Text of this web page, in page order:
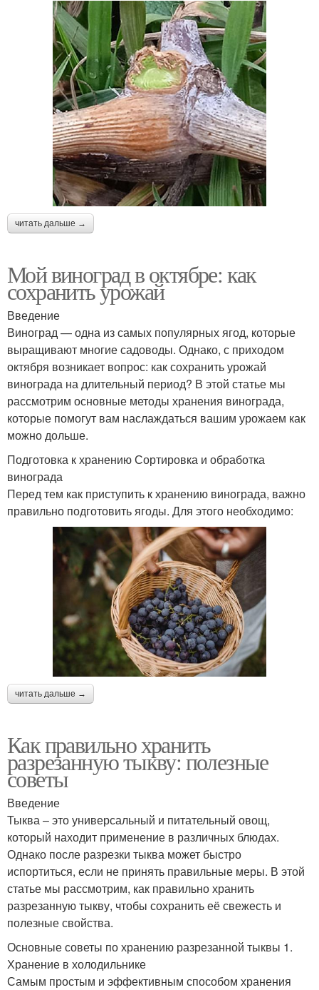
читать дальше →
Мой виноград в октябре: как
сохранить урожай
Введение
Виноград — одна из самых популярных ягод, которые
выращивают многие садоводы. Однако, с приходом
октября возникает вопрос: как сохранить урожай
винограда на длительный период? В этой статье мы
рассмотрим основные методы хранения винограда,
которые помогут вам наслаждаться вашим урожаем как
можно дольше.
Подготовка к хранению Сортировка и обработка
винограда
Перед тем как приступить к хранению винограда, важно
правильно подготовить ягоды. Для этого необходимо:
читать дальше →
Как правильно хранить
разрезанную тыкву: полезные
советы
Введение
Тыква – это универсальный и питательный овощ,
который находит применение в различных блюдах.
Однако после разрезки тыква может быстро
испортиться, если не принять правильные меры. В этой
статье мы рассмотрим, как правильно хранить
разрезанную тыкву, чтобы сохранить её свежесть и
полезные свойства.
Основные советы по хранению разрезанной тыквы 1.
Хранение в холодильнике
Самым простым и эффективным способом хранения